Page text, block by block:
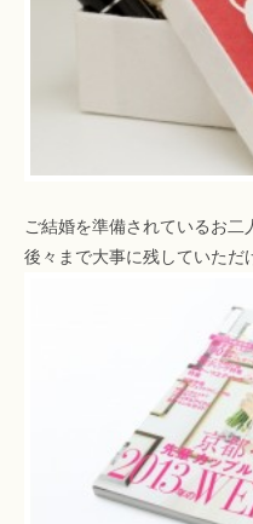
ご結婚を準備されているお二
後々まで大事に残していただ